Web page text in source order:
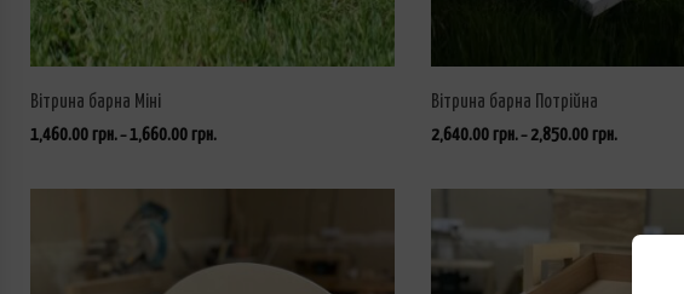
Вітрина барна Міні
1,460.00 грн.–1,660.00 грн.
Вітрина барна Потрійна
2,640.00 грн.– 2,850.00 грн.